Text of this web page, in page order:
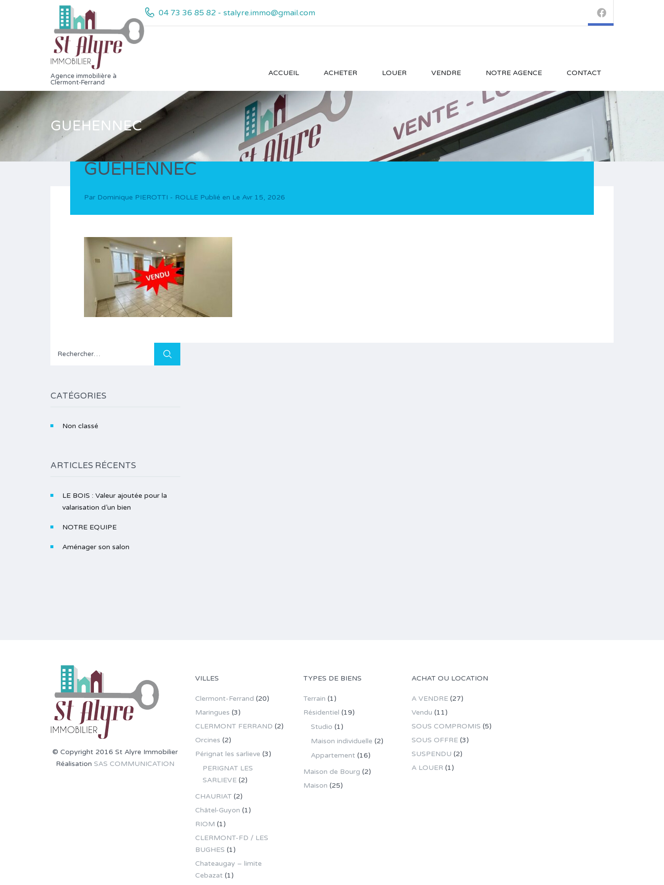
Agence immobilière à
Clermont-Ferrand
04 73 36 85 82 - stalyre.immo@gmail.com
ACCUEIL ACHETER LOUER VENDRE NOTRE AGENCE CONTACT
GUEHENNEC
GUEHENNEC
Par Dominique PIEROTTI - ROLLE Publié en Le Avr 15, 2026
Rechercher :
CATÉGORIES
Non classé
ARTICLES RÉCENTS
LE BOIS : Valeur ajoutée pour la
valarisation d’un bien
NOTRE EQUIPE
Aménager son salon
© Copyright 2016 St Alyre Immobilier
Réalisation SAS COMMUNICATION
VILLES
Clermont-Ferrand (20)
Maringues (3)
CLERMONT FERRAND (2)
Orcines (2)
Pérignat les sarlieve (3)
PERIGNAT LES
SARLIEVE(2)
CHAURIAT(2)
Châtel-Guyon (1)
RIOM (1)
CLERMONT-FD / LES
BUGHES (1)
Chateaugay – limite
Cebazat (1)
TYPES DE BIENS
Terrain (1)
Résidentiel (19)
Studio (1)
Maison individuelle (2)
Appartement (16)
Maison de Bourg (2)
Maison (25)
ACHAT OU LOCATION
A VENDRE (27)
Vendu (11)
SOUS COMPROMIS (5)
SOUS OFFRE (3)
SUSPENDU (2)
A LOUER (1)